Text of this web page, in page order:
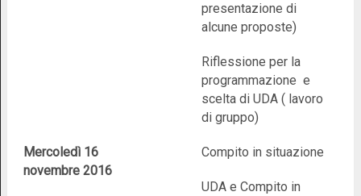
presentazione di
alcune proposte)
Riflessione per la
programmazione e
scelta di UDA ( lavoro
di gruppo)
Mercoledì 16
novembre 2016
Compito in situazione
UDA e Compito in